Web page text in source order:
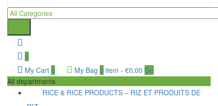
0
My Cart 0 My Bag 0 item - €0,00 Go
All departments
RICE & RICE PRODUCTS – RIZ ET PRODUITS DE